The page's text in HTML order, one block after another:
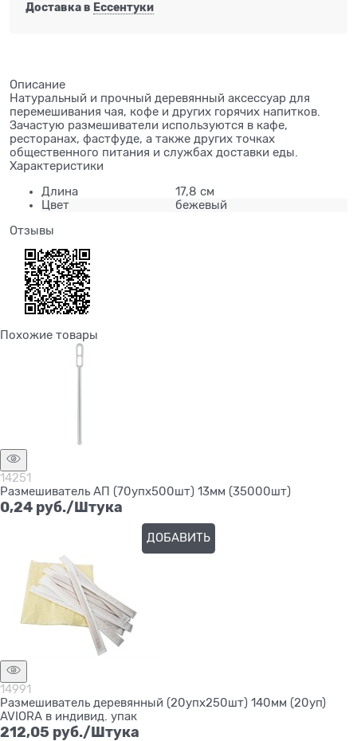
Доставка в Ессентуки
Описание
Натуральный и прочный деревянный аксессуар для
перемешивания чая, кофе и других горячих напитков.
Зачастую размешиватели используются в кафе,
ресторанах, фастфуде, а также других точках
общественного питания и службах доставки еды.
Характеристики
Длина
17,8 см
Цвет
бежевый
Отзывы
Похожие товары
14251
Размешиватель АП (70упх500шт) 13мм (35000шт)
0,24 руб./Штука
ДОБАВИТЬ
14991
Размешиватель деревянный (20упх250шт) 140мм (20уп)
AVIORA в индивид. упак
212,05 руб./Штука